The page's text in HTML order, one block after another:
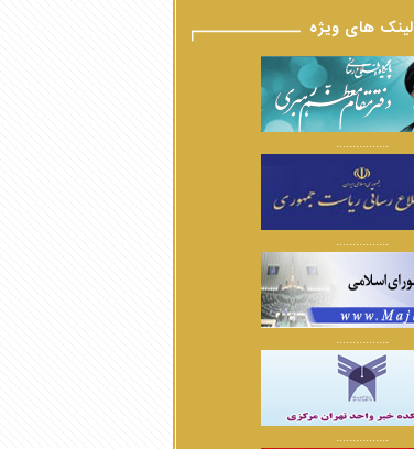
لینک های ویژه
................
................
................
................